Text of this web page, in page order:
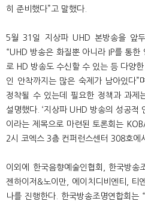
히 준비했다”고 말했다.
5월 31일 지상파 UHD 본방송을 앞
“UHD 방송은 화질뿐 아니라 IP를 통한
로 HD 방송도 수신할 수 있는 등 다양
인 안착까지는 많은 숙제가 남아있다”
정착될 수 있는데 필요한 정책과 과제
설명했다. ‘지상파 UHD 방송의 성공적
이라는 제목으로 마련된 토론회는
2시 코엑스 3층 컨퍼런스센터 308호에
이외에 한국음향예술인협회, 한국방송
젠하이저&노이만, 에이치디비엔티, 티
나를 진행한다. 한국방송조명연합회는